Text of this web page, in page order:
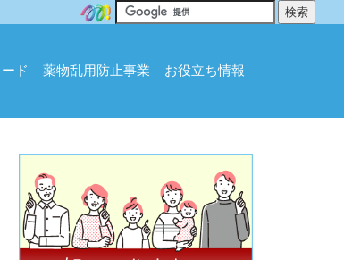
ド 薬物乱用防止事業 お役立ち情報